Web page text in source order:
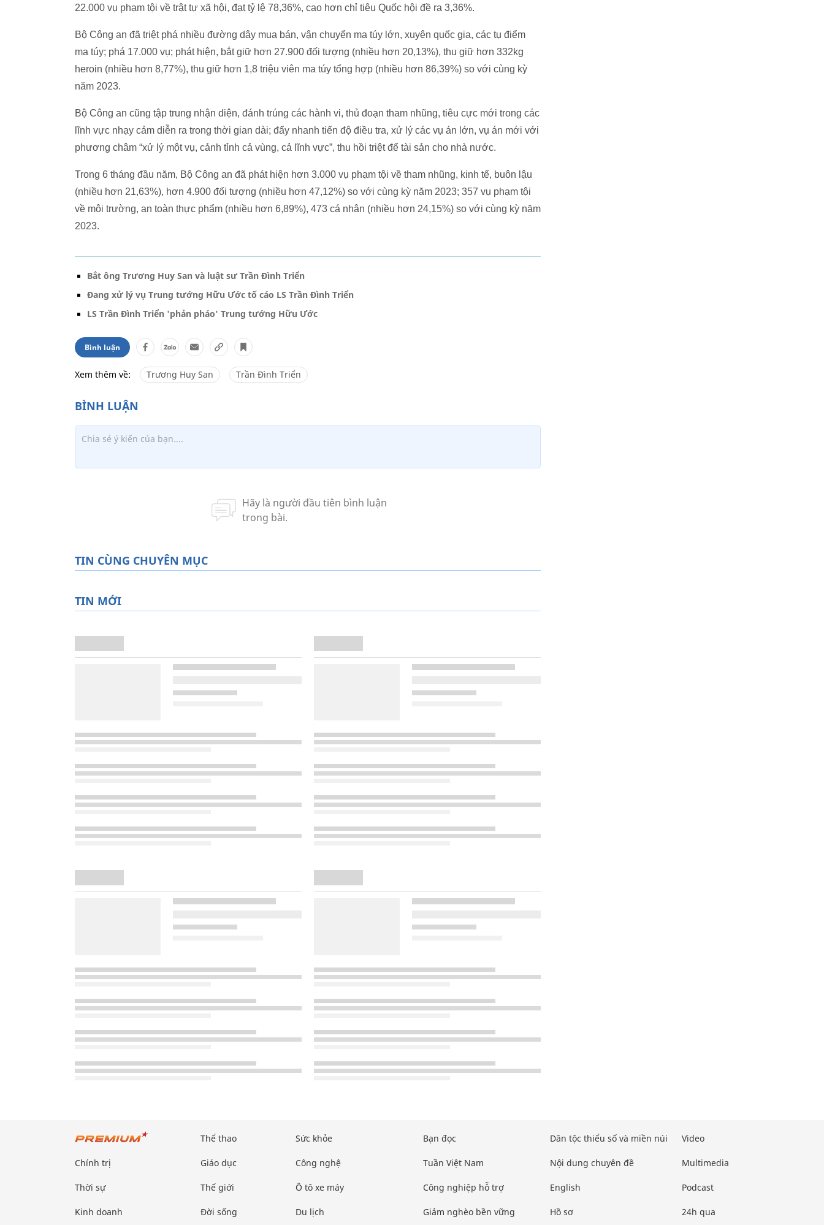
22.000 vụ phạm tội về trật tự xã hội, đạt tỷ lệ 78,36%, cao hơn chỉ tiêu Quốc hội đề ra 3,36%.
Bộ Công an đã triệt phá nhiều đường dây mua bán, vận chuyển ma túy lớn, xuyên quốc gia, các tụ điểm
ma túy; phá 17.000 vụ; phát hiện, bắt giữ hơn 27.900 đối tượng (nhiều hơn 20,13%), thu giữ hơn 332kg
heroin (nhiều hơn 8,77%), thu giữ hơn 1,8 triệu viên ma túy tổng hợp (nhiều hơn 86,39%) so với cùng kỳ
năm 2023.
Bộ Công an cũng tập trung nhận diện, đánh trúng các hành vi, thủ đoạn tham nhũng, tiêu cực mới trong các
lĩnh vực nhạy cảm diễn ra trong thời gian dài; đẩy nhanh tiến độ điều tra, xử lý các vụ án lớn, vụ án mới với
phương châm “xử lý một vụ, cảnh tỉnh cả vùng, cả lĩnh vực”, thu hồi triệt để tài sản cho nhà nước.
Trong 6 tháng đầu năm, Bộ Công an đã phát hiện hơn 3.000 vụ phạm tội về tham nhũng, kinh tế, buôn lậu
(nhiều hơn 21,63%), hơn 4.900 đối tượng (nhiều hơn 47,12%) so với cùng kỳ năm 2023; 357 vụ phạm tội
về môi trường, an toàn thực phẩm (nhiều hơn 6,89%), 473 cá nhân (nhiều hơn 24,15%) so với cùng kỳ năm
2023.
Bắt ông Trương Huy San và luật sư Trần Đình Triển
Đang xử lý vụ Trung tướng Hữu Ước tố cáo LS Trần Đình Triển
LS Trần Đình Triển 'phản pháo' Trung tướng Hữu Ước
Bình luận
Xem thêm về: Trương Huy San Trần Đình Triển
TIN CÙNG CHUYÊN MỤC
TIN MỚI
Chính trị
Thời sự
Kinh doanh
Thể thao
Giáo dục
Thế giới
Đời sống
Sức khỏe
Công nghệ
Ô tô xe máy
Du lịch
Bạn đọc
Tuần Việt Nam
Công nghiệp hỗ trợ
Giảm nghèo bền vững
Dân tộc thiểu số và miền núi
Nội dung chuyên đề
English
Hồ sơ
Video
Multimedia
Podcast
24h qua